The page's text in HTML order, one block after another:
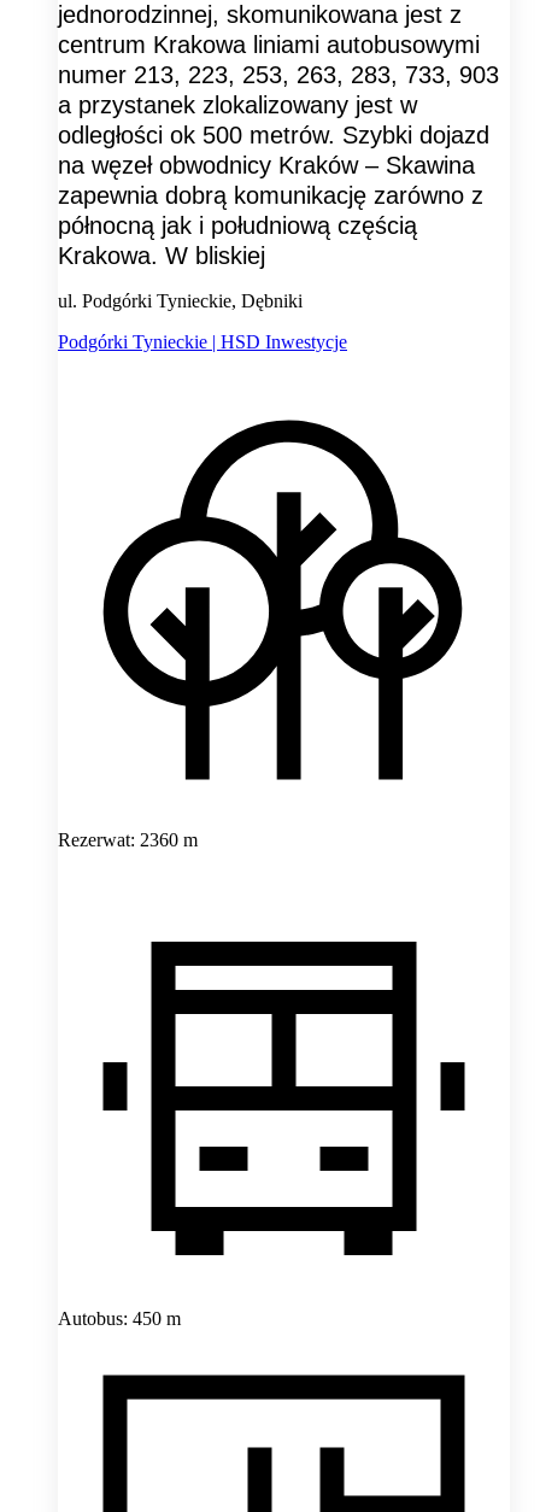
jednorodzinnej, skomunikowana jest z
centrum Krakowa liniami autobusowymi
numer 213, 223, 253, 263, 283, 733, 903
a przystanek zlokalizowany jest w
odległości ok 500 metrów. Szybki dojazd
na węzeł obwodnicy Kraków – Skawina
zapewnia dobrą komunikację zarówno z
północną jak i południową częścią
Krakowa. W bliskiej
ul. Podgórki Tynieckie, Dębniki
Podgórki Tynieckie | HSD Inwestycje
Rezerwat: 2360 m
Autobus: 450 m